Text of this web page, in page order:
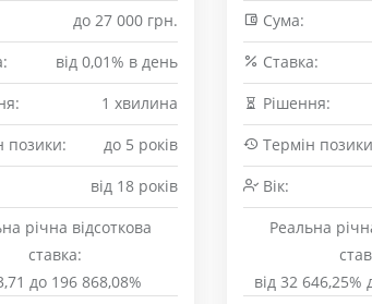
до 27 000 грн.
від 0,01% в день
1 хвилина
позики:
до 5 років
від 18 років
річна відсоткова
ставка:
до 196 868,08%
Сума:
Cтавка:
Рішення:
Термін
Вік:
Реальна
від 32 646,25%